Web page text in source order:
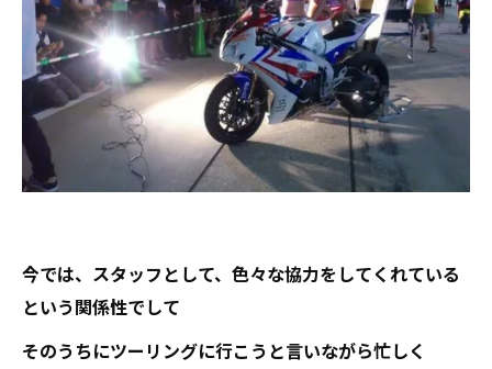
今では、スタッフとして、色々な協力をしてくれている
という関係性でして
そのうちにツーリングに行こうと言いながら忙しく